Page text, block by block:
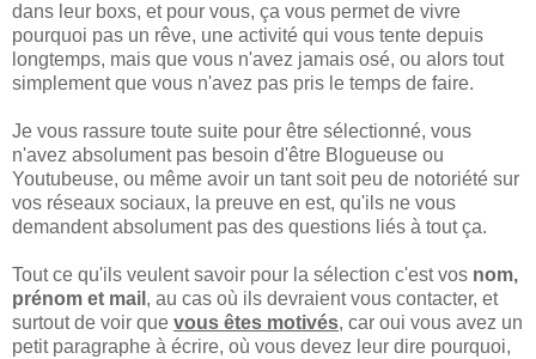
dans leur boxs, et pour vous, ça vous permet de vivre
pourquoi pas un rêve, une activité qui vous tente depuis
longtemps, mais que vous n'avez jamais osé, ou alors tout
simplement que vous n'avez pas pris le temps de faire.
Je vous rassure toute suite pour être sélectionné, vous
n'avez absolument pas besoin d'être Blogueuse ou
Youtubeuse, ou même avoir un tant soit peu de notoriété sur
vos réseaux sociaux, la preuve en est, qu'ils ne vous
demandent absolument pas des questions liés à tout ça.
Tout ce qu'ils veulent savoir pour la sélection c'est vos nom,
prénom et mail , au cas où ils devraient vous contacter, et
surtout de voir que vous êtes motivés, car oui vous avez un
petit paragraphe à écrire, où vous devez leur dire pourquoi,